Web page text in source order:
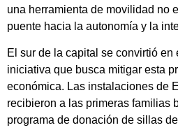
una herramienta de movilidad no
puente hacia la autonomía y la
El sur de la capital se convirtió
iniciativa que busca mitigar esta
económica. Las instalaciones de
recibieron a las primeras familias
programa de donación de sillas